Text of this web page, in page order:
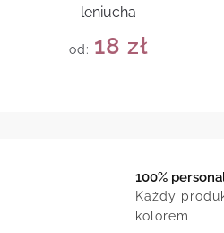
leniucha
od: 18zł
100%
Każdy
kolorem